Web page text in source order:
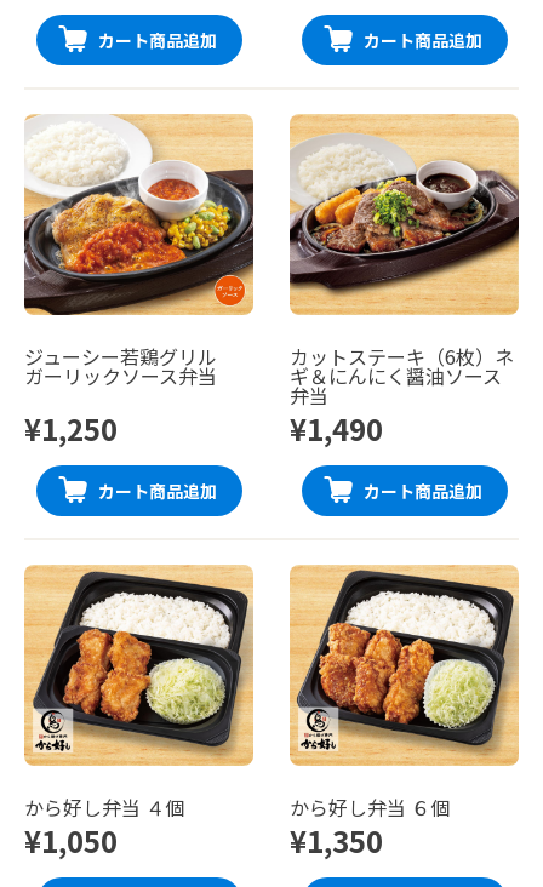
カート商品追加 カート商品追加
ジューシー若鶏グリル
ガーリックソース弁当
¥1,250
カート商品追加
カットステーキ（6枚）ネ
ギ＆にんにく醤油ソース
弁当
¥1,490
カート商品追加
から好し弁当 ４個
¥1,050
から好し弁当 ６個
¥1,350